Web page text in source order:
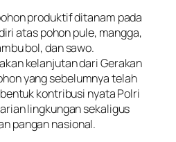
produktif ditanam pada
atas pohon pule, mangga,
bol, dan sawo.
kelanjutan dari Gerakan
yang sebelumnya telah
kontribusi nyata Polri
lingkungan sekaligus
pangan nasional.